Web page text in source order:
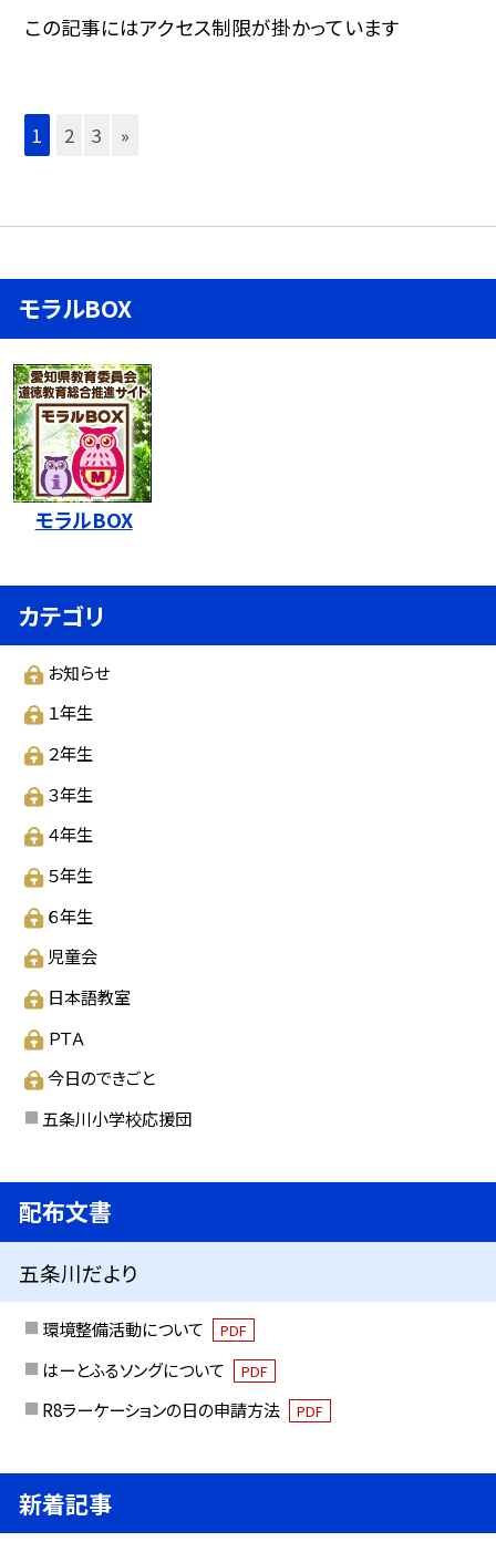
この記事にはアクセス制限が掛かっています
1 2 3 »
モラルBOX
モラルBOX
カテゴリ
お知らせ
１年生
２年生
３年生
４年生
５年生
６年生
児童会
日本語教室
ＰＴＡ
今日のできごと
五条川小学校応援団
配布文書
五条川だより
環境整備活動について PDF
はーとふるソングについて PDF
R8ラーケーションの日の申請方法 PDF
新着記事